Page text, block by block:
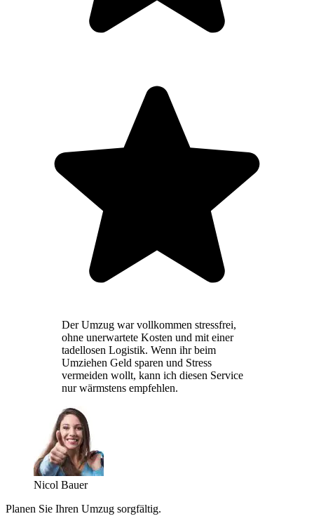
Der Umzug war vollkommen stressfrei,
ohne unerwartete Kosten und mit einer
tadellosen Logistik. Wenn ihr beim
Umziehen Geld sparen und Stress
vermeiden wollt, kann ich diesen Service
nur wärmstens empfehlen.
Nicol Bauer
Planen Sie Ihren Umzug sorgfältig.